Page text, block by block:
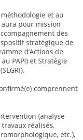
et au
pour mission
des
stratégique de
d’Actions de
PAPI) et Stratégie
comprennent
(analyse
réalisés,
etc.),